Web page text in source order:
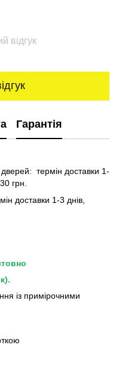
відгук
Гарантія
термін доставки 1-
грн.
доставки 1-3 днів,
із примірочними